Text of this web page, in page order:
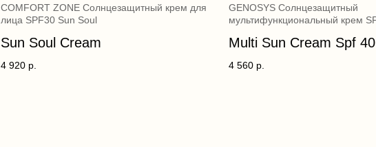
COMFORT ZONE Солнцезащитный крем для
лица SPF30 Sun Soul
Sun Soul Cream
4 920 р.
GENOSYS Солнцезащитный
мультифункциональный крем
Multi Sun Cream Spf
4 560 р.